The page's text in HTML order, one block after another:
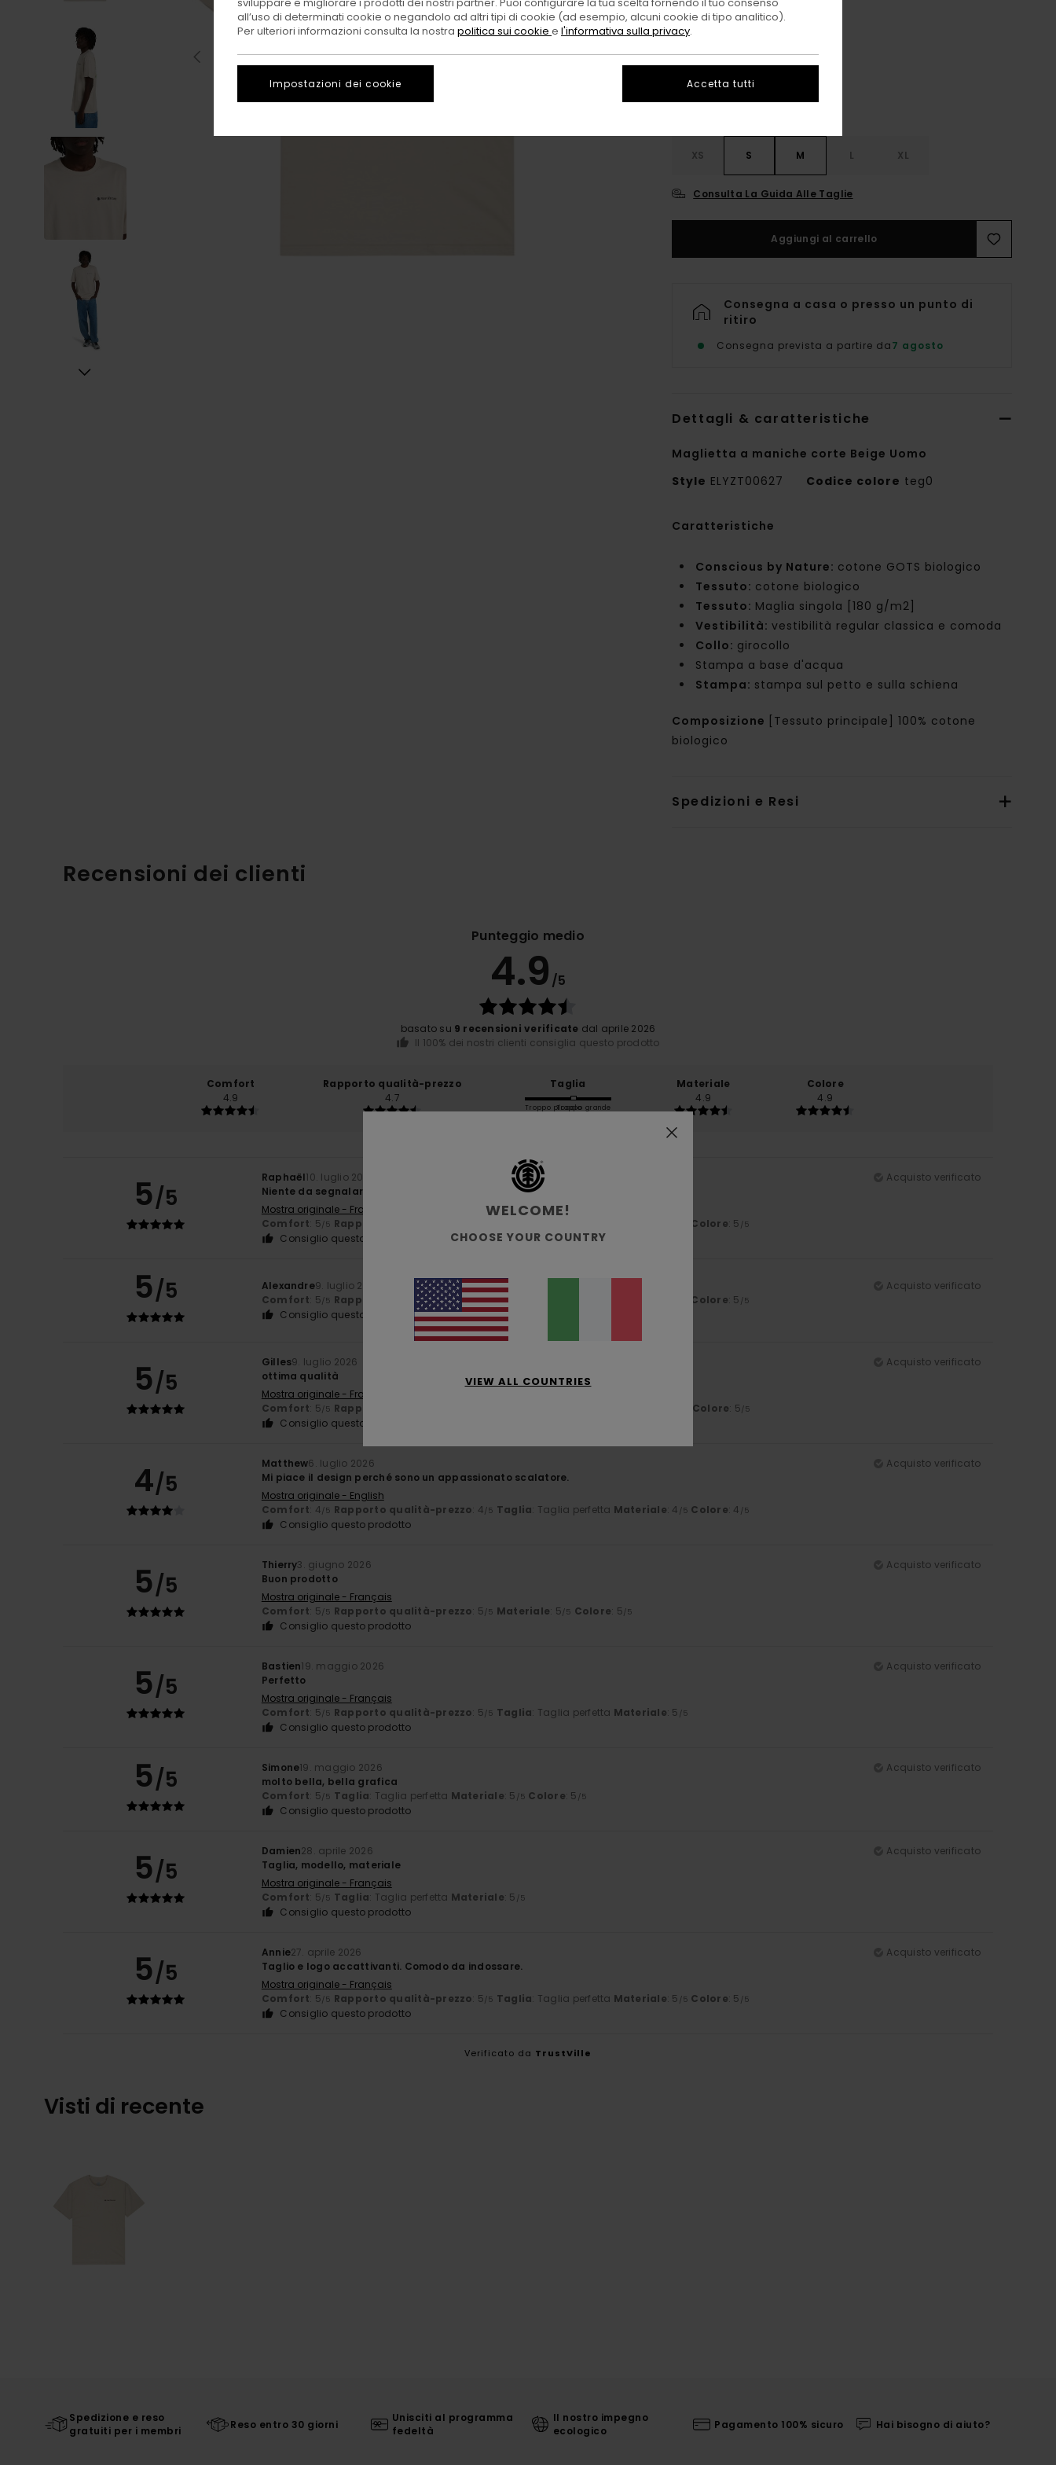
Oat Milk
XS S M L XL
Consulta La Guida Alle Taglie
Aggiungi al carrello
Consegna a casa o presso un punto di
ritiro
Consegna prevista a partire da7 agosto
Dettagli & caratteristiche
Maglietta a maniche corte Beige Uomo
Style ELYZT00627 Codice colore teg0
Caratteristiche
Conscious by Nature: cotone GOTS biologico
Tessuto: cotone biologico
Tessuto: Maglia singola [180 g/m2]
Vestibilità:vestibilità regular classica e comoda
Collo: girocollo
Stampa a base d'acqua
Stampa: stampa sul petto e sulla schiena
Composizione
[Tessuto principale] 100% cotone
biologico
Spedizioni e Resi
Recensioni dei clienti
Punteggio medio
4.9 /5
basato su 9 recensioni verificate dal aprile 2026
Il 100% dei nostri clienti consiglia questo prodotto
Comfort
4.9
Rapporto qualità-prezzo
4.7
Taglia
Troppo piccoloTroppo grande
Materiale
4.9
Colore
4.9
5/5
Raphaël10. luglio 2026
Acquisto verificato
Niente da segnalare
Mostra originale - Français
Comfort: 5/5 Rapporto qualità-prezzo Colore: 5 /5
Consiglio questo prodotto
5/5 Alexandre9. luglio 2026
Acquisto verificato
Comfort: 5/5 Rapporto qualità-prezzo: 5/5 Taglia Colore: 5 /5
Consiglio questo prodotto
5/5
Gilles9. luglio 2026
Acquisto verificato
ottima qualità
Mostra originale - Français
Comfort: 5/5 Rapporto qualità-prezzo Colore: 5/5
Consiglio questo prodotto
4/5
Matthew6. luglio 2026
Acquisto verificato
Mi piace il design perché sono un appassionato scalatore.
Mostra originale - English
Comfort: 4/5 Rapporto qualità-prezzo: 4/5 Taglia: Taglia perfetta Materiale: 4 /5 Colore: 4 /5
Consiglio questo prodotto
5/5
Thierry3. giugno 2026
Acquisto verificato
Buon prodotto
Mostra originale - Français
Comfort: 5/5 Rapporto qualità-prezzo: 5/5 Materiale: 5/5 Colore: 5/5
Consiglio questo prodotto
5/5
Bastien19. maggio 2026
Acquisto verificato
Perfetto
Mostra originale - Français
Comfort: 5/5 Rapporto qualità-prezzo: 5/5 Taglia: Taglia perfetta Materiale: 5 /5
Consiglio questo prodotto
5/5 Simone19. maggio 2026
Acquisto verificato
molto bella, bella grafica
Comfort: 5/5 Taglia: Taglia perfetta Materiale: 5 /5 Colore: 5 /5
Consiglio questo prodotto
5/5
Damien28. aprile 2026
Acquisto verificato
Taglia, modello, materiale
Mostra originale - Français
Comfort: 5/5 Taglia: Taglia perfetta Materiale: 5 /5
Consiglio questo prodotto
5/5
Annie27. aprile 2026
Acquisto verificato
Taglio e logo accattivanti. Comodo da indossare.
Mostra originale - Français
Comfort: 5/5 Rapporto qualità-prezzo: 5/5 Taglia: Taglia perfetta Materiale: 5 /5 Colore: 5 /5
Consiglio questo prodotto
Verificato da TrustVille
Visti di recente
Spedizione e reso
gratuiti per i membri
Reso entro 30 giorni
Unisciti al programma
fedeltà
Il nostro impegno
ecologico
Pagamento 100% sicuro Hai bisogno di aiuto?
WELCOME!
CHOOSE YOUR COUNTRY
VIEW ALL COUNTRIES
all’uso di determinati cookie o negandolo ad altri tipi di cookie (ad esempio, alcuni cookie di tipo analitico).
Per ulteriori informazioni consulta la nostra politica sui cookie e l'informativa sulla privacy.
Impostazioni dei cookie Accetta tutti